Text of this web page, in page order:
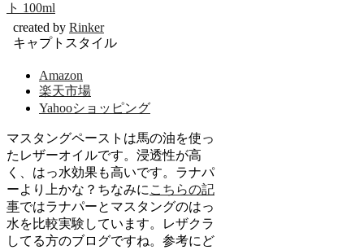
ト 100ml
created by Rinker
キャプトスタイル
Amazon
楽天市場
Yahooショッピング
マスタングペーストは馬の油を使っ
たレザーオイルです。浸透性が高
く、はっ水効果も高いです。ラナパ
ーより上かな？ちなみに こちらの記
事ではラナパーとマスタングのはっ
水を比較実験しています。レザクラ
してる方のブログですね。参考にど